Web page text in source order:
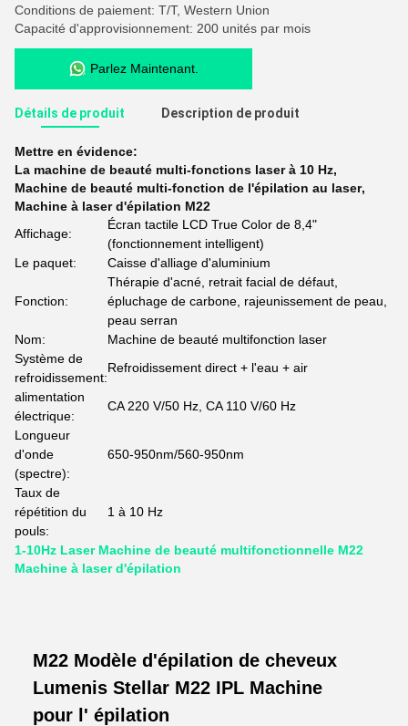
Conditions de paiement: T/T, Western Union
Capacité d'approvisionnement: 200 unités par mois
Parlez Maintenant.
Détails de produit Description de produit
Mettre en évidence:
La machine de beauté multi-fonctions laser à 10 Hz,
Machine de beauté multi-fonction de l'épilation au laser,
Machine à laser d'épilation M22
Affichage:
Écran tactile LCD True Color de 8,4"
(fonctionnement intelligent)
Le paquet:
Caisse d'alliage d'aluminium
Fonction:
Thérapie d'acné, retrait facial de défaut,
épluchage de carbone, rajeunissement de peau,
peau serran
Nom:
Machine de beauté multifonction laser
Système de
refroidissement:
Refroidissement direct + l'eau + air
alimentation
électrique:
CA 220 V/50 Hz, CA 110 V/60 Hz
Longueur
d'onde
(spectre):
650-950nm/560-950nm
Taux de
répétition du
pouls:
1 à 10 Hz
1-10Hz Laser Machine de beauté multifonctionnelle M22
Machine à laser d'épilation
M22 Modèle d'épilation de cheveux
Lumenis Stellar M22 IPL Machine
pour l' épilation